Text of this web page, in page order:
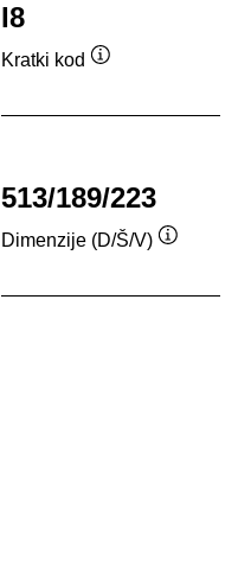
I8
Kratki kod
513/189/223
Dimenzije (D/Š/V)